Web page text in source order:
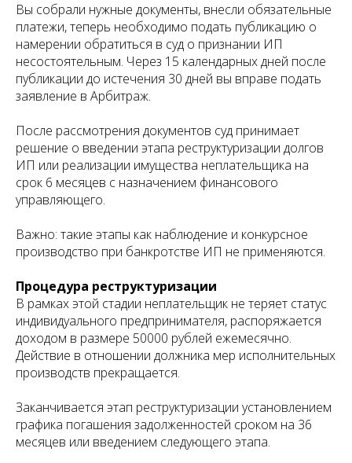
Вы собрали нужные документы, внесли обязательные
платежи, теперь необходимо подать публикацию о
намерении обратиться в суд о признании ИП
несостоятельным. Через 15 календарных дней после
публикации до истечения 30 дней вы вправе подать
заявление в Арбитраж.
После рассмотрения документов суд принимает
решение о введении этапа реструктуризации долгов
ИП или реализации имущества неплательщика на
срок 6 месяцев с назначением финансового
управляющего.
Важно: такие этапы как наблюдение и конкурсное
производство при банкротстве ИП не применяются.
Процедура реструктуризации
В рамках этой стадии неплательщик не теряет статус
индивидуального предпринимателя, распоряжается
доходом в размере 50000 рублей ежемесячно.
Действие в отношении должника мер исполнительных
производств прекращается.
Заканчивается этап реструктуризации установлением
графика погашения задолженностей сроком на 36
месяцев или введением следующего этапа.